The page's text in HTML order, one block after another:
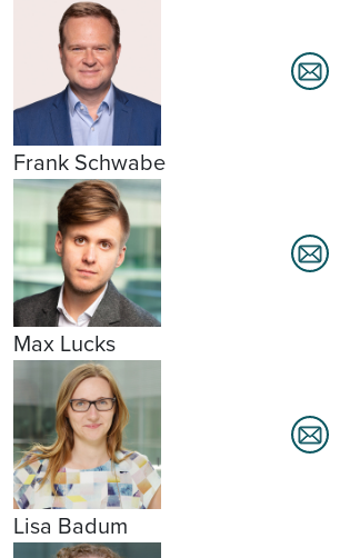
Frank Schwabe
Max Lucks
Lisa Badum